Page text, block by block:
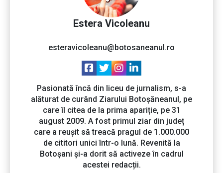
Estera Vicoleanu
esteravicoleanu@botosaneanul.ro
Pasionată încă din liceu de jurnalism, s-a
alăturat de curând Ziarului Botoșăneanul, pe
care îl citea de la prima apariție, pe 31
august 2009. A fost primul ziar din județ
care a reușit să treacă pragul de 1.000.000
de cititori unici într-o lună. Revenită la
Botoșani și-a dorit să activeze în cadrul
acestei redacții.